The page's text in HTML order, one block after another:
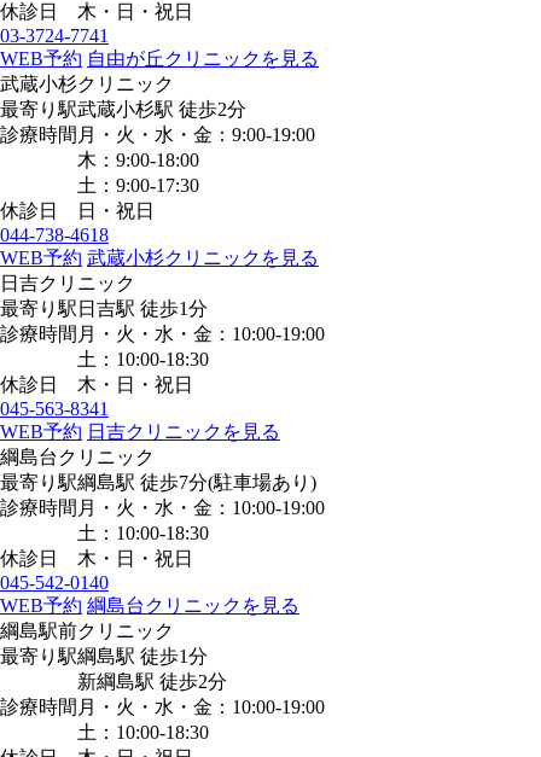
休診日
木・日・祝日
03-3724-7741
WEB予約 自由が丘クリニックを見る
武蔵小杉クリニック
最寄り駅武蔵小杉駅 徒歩2分
診療時間 月・火・水・金：9:00-19:00
木：9:00-18:00
土：9:00-17:30
休診日
日・祝日
044-738-4618
WEB予約 武蔵小杉クリニックを見る
日吉クリニック
最寄り駅 日吉駅 徒歩1分
診療時間 月・火・水・金：10:00-19:00
土：10:00-18:30
休診日
木・日・祝日
045-563-8341
WEB予約 日吉クリニックを見る
綱島台クリニック
最寄り駅綱島駅 徒歩7分(駐車場あり)
診療時間 月・火・水・金：10:00-19:00
土：10:00-18:30
休診日
木・日・祝日
045-542-0140
WEB予約 綱島台クリニックを見る
綱島駅前クリニック
最寄り駅綱島駅 徒歩1分
新綱島駅 徒歩2分
診療時間 月・火・水・金：10:00-19:00
土：10:00-18:30